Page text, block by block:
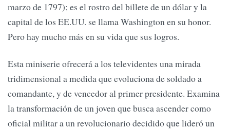
marzo de 1797); es el rostro del billete de un dólar y la
capital de los EE.UU. se llama Washington en su honor.
Pero hay mucho más en su vida que sus logros.
Esta miniserie ofrecerá a los televidentes una mirada
tridimensional a medida que evoluciona de soldado a
comandante, y de vencedor al primer presidente. Examina
la transformación de un joven que busca ascender como
oficial militar a un revolucionario decidido que lideró un